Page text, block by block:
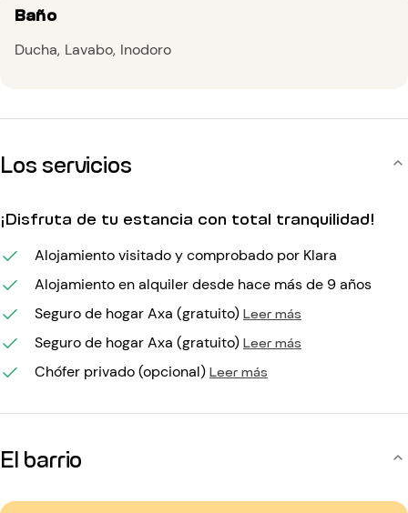
Baño
Ducha Lavabo Inodoro
Los servicios
¡Disfruta de tu estancia con total tranquilidad!
Alojamiento visitado y comprobado por Klara
Alojamiento en alquiler desde hace más de 9 años
Seguro de hogar Axa (gratuito) Leer más
Seguro de hogar Axa (gratuito) Leer más
Chófer privado (opcional) Leer más
El barrio